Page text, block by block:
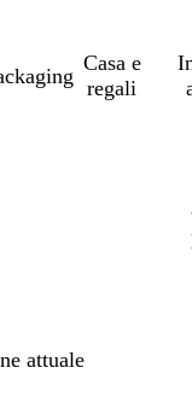
Casa e
regali
attuale